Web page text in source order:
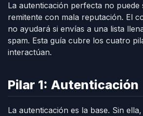
La autenticación perfecta no puede
remitente con mala reputación. El
no ayudará si envías a una lista
spam. Esta guía cubre los cuatro
interactúan.
Pilar 1: Autenticación
La autenticación es la base. Sin